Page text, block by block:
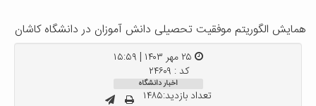
همایش الگوریتم موفقیت تحصیلی دانش آموزان در دانشگاه کاشان
کد : ۲۴۶۰۹
اخبار دانشگاه
تعداد بازدید:۱۴۸۵